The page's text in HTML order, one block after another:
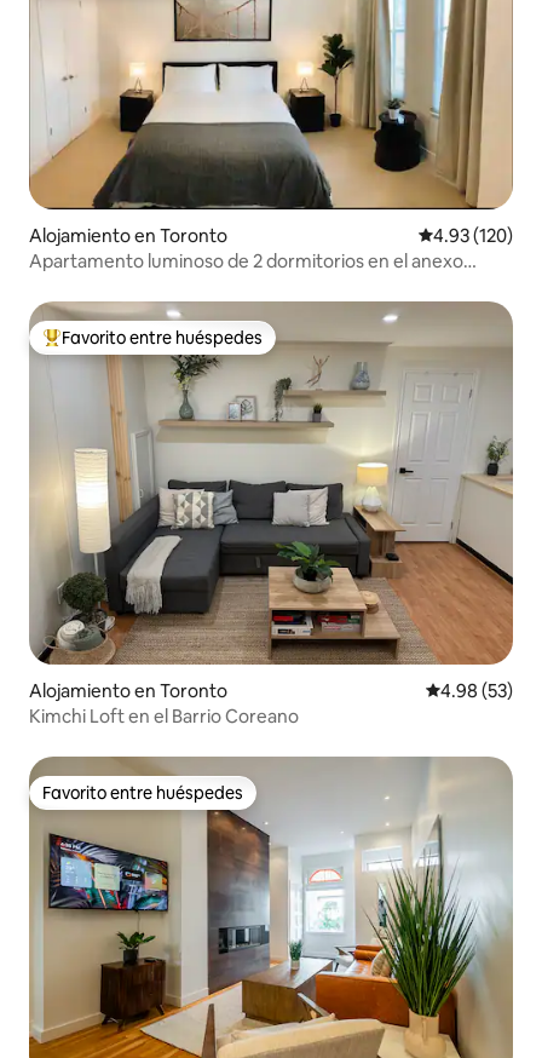
Alojamiento en Toronto Calificación
4.93 (120)
Apartamento luminoso de 2 dormitorios en el anexo
Favorito entre huéspedes preferido
Favorito entre huéspedes
Alojamiento en Toronto Calificación
4.98 (53)
Kimchi Loft en el Barrio Coreano
Favorito entre huéspedes
Favorito entre huéspedes